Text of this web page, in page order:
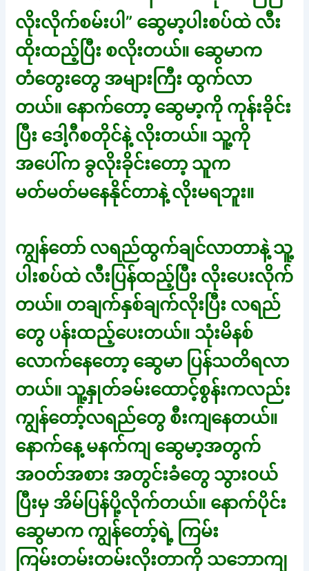
လိုးလိုက်စမ်းပါ” ဆွေမာ့ပါးစပ်ထဲ လီး
ထိုးထည့်ပြီး စလိုးတယ်။ ဆွေမာက
တံတွေးတွေ အများကြီး ထွက်လာ
တယ်။ နောက်တော့ ဆွေမာ့ကို ကုန်းခိုင်း
ပြီး ဒေါ့ဂီစတိုင်နဲ့ လိုးတယ်။ သူ့ကို
အပေါ်က ခွလိုးခိုင်းတော့ သူက
မတ်မတ်မနေနိုင်တာနဲ့ လိုးမရဘူး။
ကျွန်တော် လရည်ထွက်ချင်လာတာနဲ့ သူ့
ပါးစပ်ထဲ လီးပြန်ထည့်ပြီး လိုးပေးလိုက်
တယ်။ တချက်နှစ်ချက်လိုးပြီး လရည်
တွေ ပန်းထည့်ပေးတယ်။ သုံးမိနစ်
လောက်နေတော့ ဆွေမာ ပြန်သတိရလာ
တယ်။ သူ့နှုတ်ခမ်းထောင့်စွန်းကလည်း
ကျွန်တော့်လရည်တွေ စီးကျနေတယ်။
နောက်နေ့ မနက်ကျ ဆွေမာ့အတွက်
အဝတ်အစား အတွင်းခံတွေ သွားဝယ်
ပြီးမှ အိမ်ပြန်ပို့လိုက်တယ်။ နောက်ပိုင်း
ဆွေမာက ကျွန်တော့်ရဲ့ ကြမ်း
ကြမ်းတမ်းတမ်းလိုးတာကို သဘောကျ